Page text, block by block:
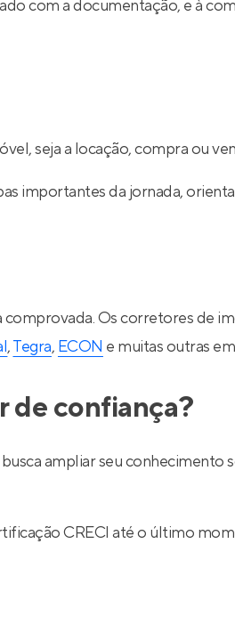
com a documentação, e à
seja a locação, compra ou
importantes da jornada, orienta
Os corretores de
,Tegra, ECON e muitas outras
de confiança?
ampliar seu conhecimento
CRECI até o último